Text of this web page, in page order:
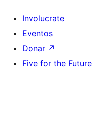
Involucrate
Eventos
Donar ↗
Five for the Future